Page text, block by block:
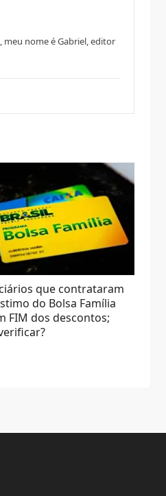
meu nome é Gabriel, editor
que contrataram
do Bolsa Família
FIM dos descontos;